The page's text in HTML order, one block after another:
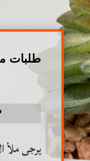
طلبات
يرجى ملأ